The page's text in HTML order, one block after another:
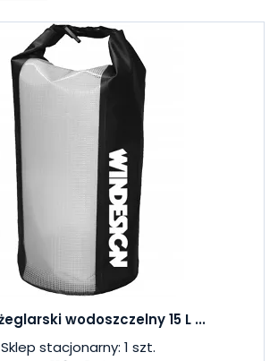
wodoszczelny 15 L ...
Sklep stacjonarny: 1 szt.